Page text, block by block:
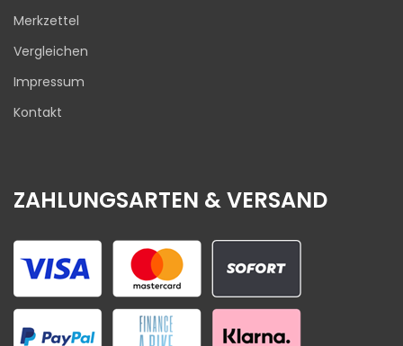
Merkzettel
Vergleichen
Impressum
Kontakt
ZAHLUNGSARTEN & VERSAND